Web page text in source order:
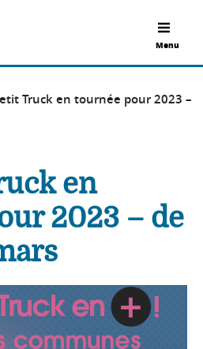
Menu
Truck en tournée pour 2023 –
en
2023 – de